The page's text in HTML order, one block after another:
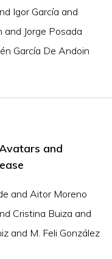
Igor García and
Jorge Posada
García De Andoin
and
and Aitor Moreno
Cristina Buiza and
and M. Feli González